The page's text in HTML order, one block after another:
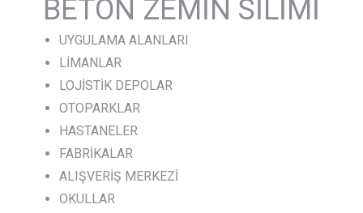
BETON ZEMİN SİLİMİ
UYGULAMA ALANLARI
LİMANLAR
LOJİSTİK DEPOLAR
OTOPARKLAR
HASTANELER
FABRİKALAR
ALIŞVERİŞ MERKEZİ
OKULLAR